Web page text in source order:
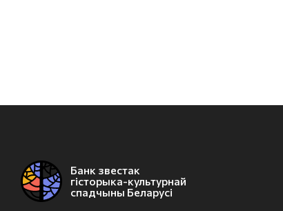
Банк звестак
гісторыка-культурнай
спадчыны Беларусі